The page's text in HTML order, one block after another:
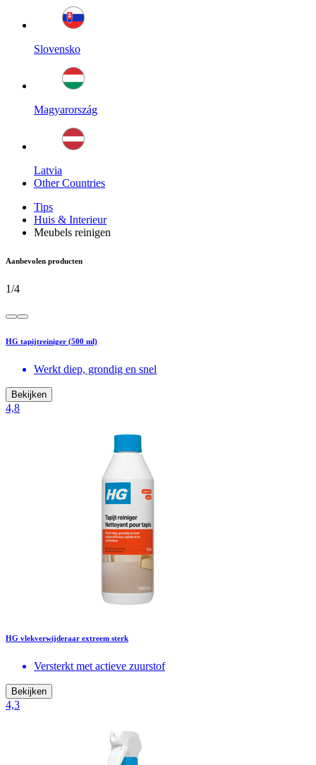
Slovensko
Magyarország
Latvia
Other Countries
Tips
Huis & Interieur
Meubels reinigen
Aanbevolen producten
1/4
HG tapijtreiniger (500 ml)
Werkt diep, grondig en snel
Bekijken
4,8
HG vlekverwijderaar extreem sterk
Versterkt met actieve zuurstof
Bekijken
4,3